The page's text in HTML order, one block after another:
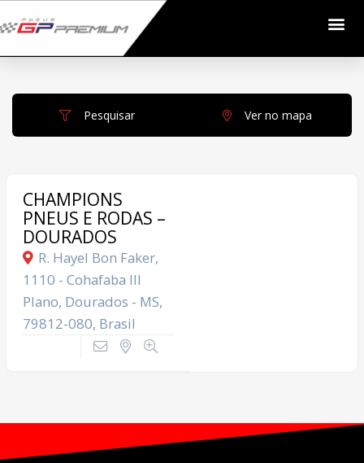
Pesquisar Ver no mapa
CHAMPIONS
PNEUS E RODAS –
DOURADOS
R. Hayel Bon Faker,
1110 - Cohafaba III
Plano, Dourados - MS,
79812-080, Brasil